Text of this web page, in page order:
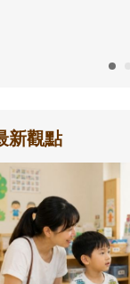
新觀點